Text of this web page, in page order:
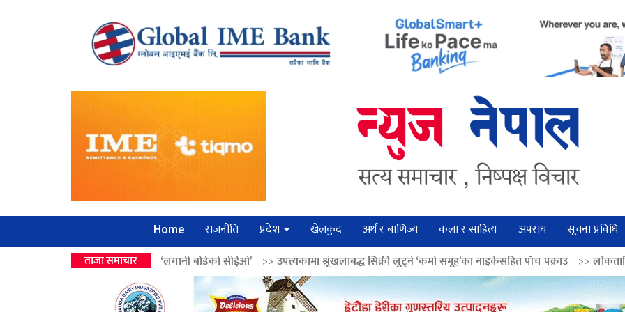
Home राजनीति प्रदेश खेलकुद अर्थ र बाणिज्य कला र साहित्य अपराध सूचना प्रविधि
ताजा समाचार
उपहार ‘लगानी बोर्डको सीईओ’ >> उपत्यकामा श्रृंखलाबद्ध सिक्री लुट्ने ‘कर्मा समूह’का नाइकेसहित पाँच पक्राउ >>लोकतान्त्रिक मूल्य सुदृढ